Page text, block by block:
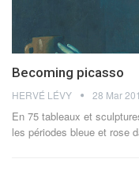
Becoming picasso
HERVÉ LÉVY 28 Mar
En 75 tableaux et
les périodes bleue et rose